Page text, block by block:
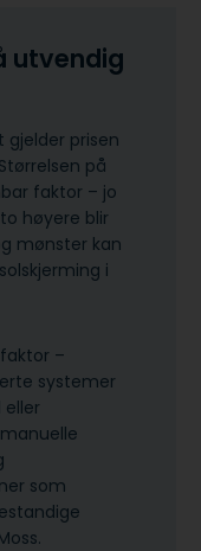
utvendig
gjelder prisen
på
faktor – jo
høyere blir
mønster kan
i
–
systemer
som